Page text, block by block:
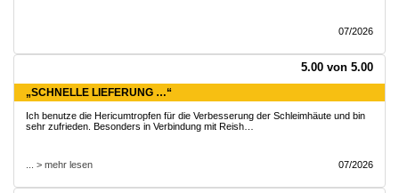
07/2026
5.00 von 5.00
„SCHNELLE LIEFERUNG …“
Ich benutze die Hericumtropfen für die Verbesserung der Schleimhäute und bin
sehr zufrieden. Besonders in Verbindung mit Reish…
... > mehr lesen 07/2026